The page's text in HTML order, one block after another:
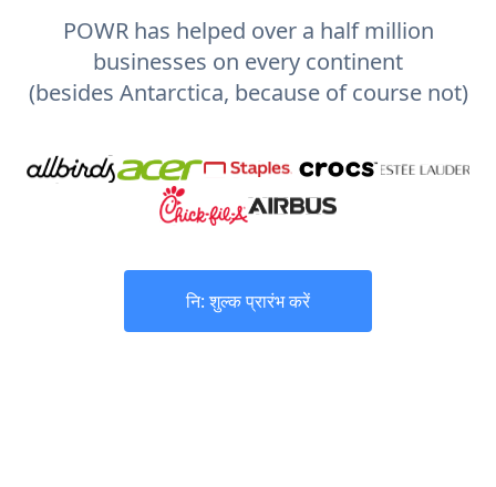
POWR has helped over a half million
businesses on every continent
(besides Antarctica, because of course not)
नि: शुल्क प्रारंभ करें